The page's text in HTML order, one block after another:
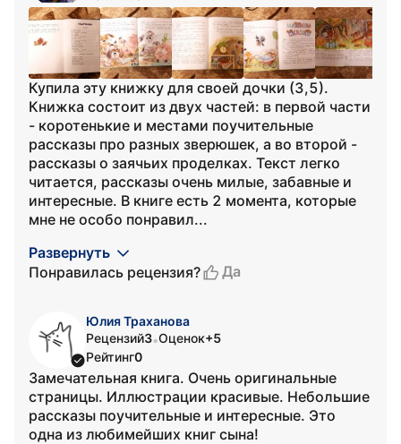
Купила эту книжку для своей дочки (3,5).
Книжка состоит из двух частей: в первой части
- коротенькие и местами поучительные
рассказы про разных зверюшек, а во второй -
рассказы о заячьих проделках. Текст легко
читается, рассказы очень милые, забавные и
интересные. В книге есть 2 момента, которые
мне не особо понравил...
Развернуть
Понравилась рецензия?
Да
Юлия Траханова
Рецензий3•Оценок+5
Рейтинг0
Замечательная книга. Очень оригинальные
страницы. Иллюстрации красивые. Небольшие
рассказы поучительные и интересные. Это
одна из любимейших книг сына!